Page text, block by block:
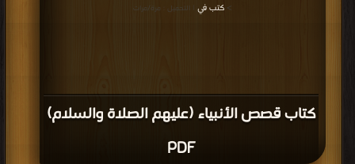
كتاب قصص الأنبياء (عليهم الصلاة والسلام)
PDF
> كتب في | التحميل : مرة/مرات